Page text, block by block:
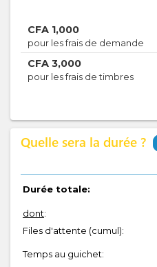
CFA 1,000
pour les frais de demande
CFA 3,000
pour les frais de timbres
Quelle sera la durée ?
Durée totale:
dont:
Files d'attente (cumul):
Temps au guichet: